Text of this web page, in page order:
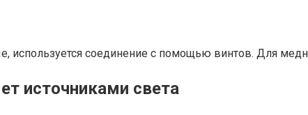
используется соединение с помощью винтов. Для
источниками света